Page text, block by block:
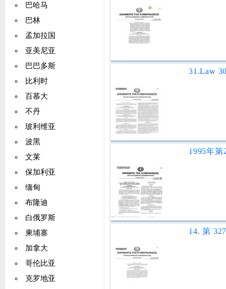
巴哈马
巴林
孟加拉国
亚美尼亚
巴巴多斯
比利时
百慕大
不丹
玻利维亚
波黑
文莱
保加利亚
缅甸
布隆迪
白俄罗斯
柬埔寨
加拿大
哥伦比亚
克罗地亚